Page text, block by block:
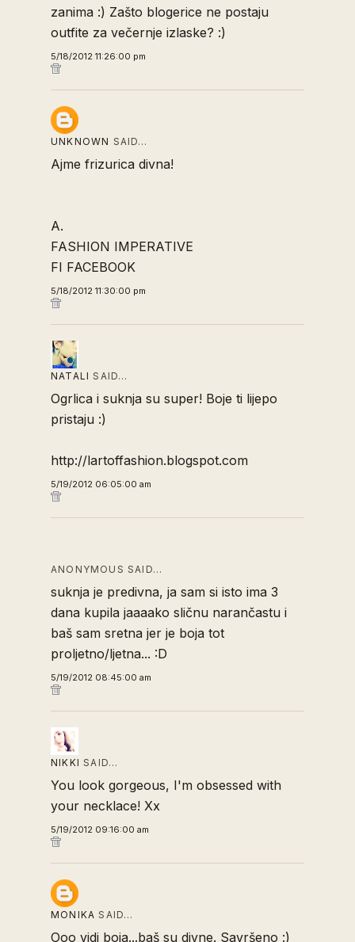
zanima :) Zašto blogerice ne postaju
outfite za večernje izlaske? :)
5/18/2012 11:26:00 pm
UNKNOWN SAID…
Ajme frizurica divna!
A.
FASHION IMPERATIVE
FI FACEBOOK
5/18/2012 11:30:00 pm
NATALI SAID…
Ogrlica i suknja su super! Boje ti lijepo
pristaju :)
http://lartoffashion.blogspot.com
5/19/2012 06:05:00 am
ANONYMOUS SAID…
suknja je predivna, ja sam si isto ima 3
dana kupila jaaaako sličnu narančastu i
baš sam sretna jer je boja tot
proljetno/ljetna... :D
5/19/2012 08:45:00 am
NIKKI SAID…
You look gorgeous, I'm obsessed with
your necklace! Xx
5/19/2012 09:16:00 am
MONIKA SAID…
Ooo vidi boja...baš su divne. Savršeno :)